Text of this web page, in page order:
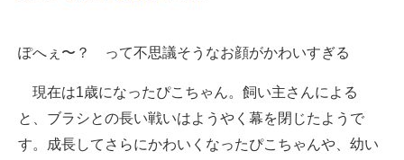
ぽへぇ〜？ って不思議そうなお顔がかわいすぎる
現在は1歳になったぴこちゃん。飼い主さんによる
と、ブラシとの長い戦いはようやく幕を閉じたようで
す。成長してさらにかわいくなったぴこちゃんや、幼い